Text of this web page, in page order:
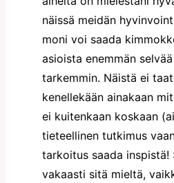
näissä meidän
moni voi saada
asioista enemmän
tarkemmin. Näistä ei
kenellekään ainakaan
ei kuitenkaan koskaan
tieteellinen tutkimus
tarkoitus saada
vakaasti sitä mieltä,